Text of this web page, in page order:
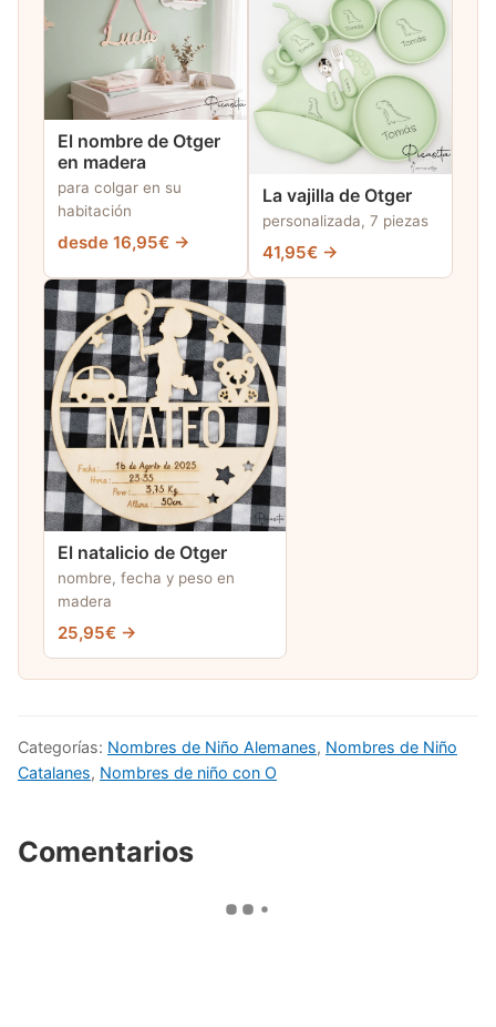
El nombre de Otger
en madera
para colgar en su
habitación
desde 16,95€ →
La vajilla de Otger
personalizada, 7 piezas
41,95€ →
El natalicio de Otger
nombre, fecha y peso en
madera
25,95€ →
Categorías: Nombres de Niño Alemanes, Nombres de Niño
Catalanes, Nombres de niño con O
Comentarios